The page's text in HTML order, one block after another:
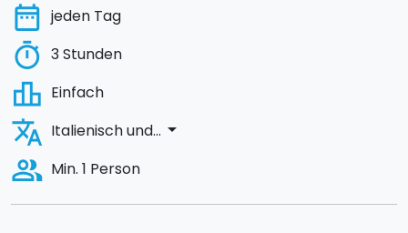
date_range jeden Tag
timer 3 Stunden
leaderboard Einfach
translate Italienisch und... arrow_drop_down
people_alt Min. 1 Person